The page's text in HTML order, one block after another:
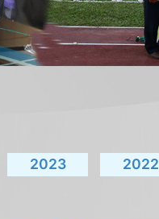
2023 2022